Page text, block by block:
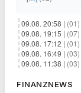
09.08. 20:58 | (01)
09.08. 19:15 | (07)
09.08. 17:12 | (01)
09.08. 16:49 | (03)
09.08. 11:38 | (03)
FINANZNEWS